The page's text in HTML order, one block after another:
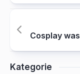
Cosplay
Kategorie